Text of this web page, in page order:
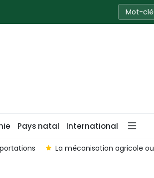
Pays natal International
La mécanisation agricole